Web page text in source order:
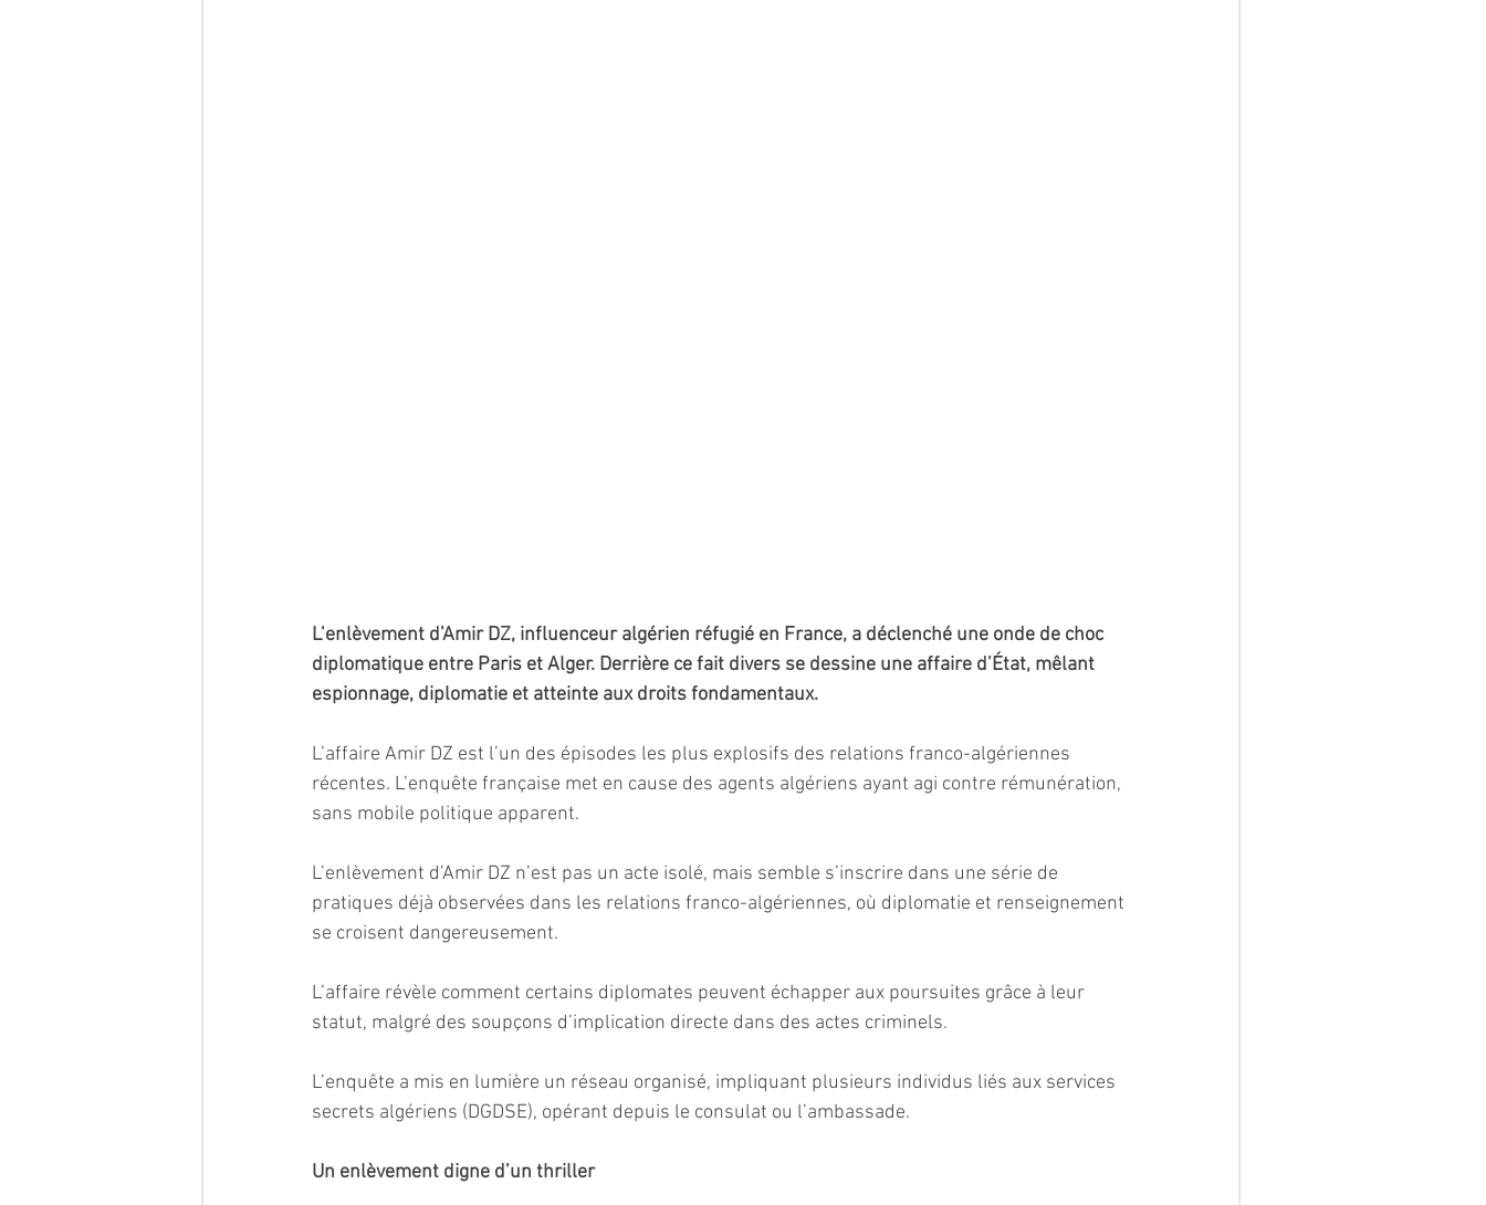
L’enlèvement d’Amir DZ, influenceur algérien réfugié en France, a déclenché une onde de choc
diplomatique entre Paris et Alger. Derrière ce fait divers se dessine une affaire d’État, mêlant
espionnage, diplomatie et atteinte aux droits fondamentaux.
L’affaire Amir DZ est l’un des épisodes les plus explosifs des relations franco-algériennes
récentes. L’enquête française met en cause des agents algériens ayant agi contre rémunération,
sans mobile politique apparent.
L’enlèvement d’Amir DZ n’est pas un acte isolé, mais semble s’inscrire dans une série de
pratiques déjà observées dans les relations franco-algériennes, où diplomatie et renseignement
se croisent dangereusement.
L’affaire révèle comment certains diplomates peuvent échapper aux poursuites grâce à leur
statut, malgré des soupçons d’implication directe dans des actes criminels.
L’enquête a mis en lumière un réseau organisé, impliquant plusieurs individus liés aux services
secrets algériens (DGDSE), opérant depuis le consulat ou l’ambassade.
Un enlèvement digne d’un thriller